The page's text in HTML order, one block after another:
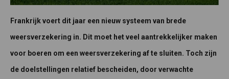
Frankrijk voert dit jaar een nieuw systeem van brede
weersverzekering in. Dit moet het veel aantrekkelijker maken
voor boeren om een weersverzekering af te sluiten. Toch zijn
de doelstellingen relatief bescheiden, door verwachte